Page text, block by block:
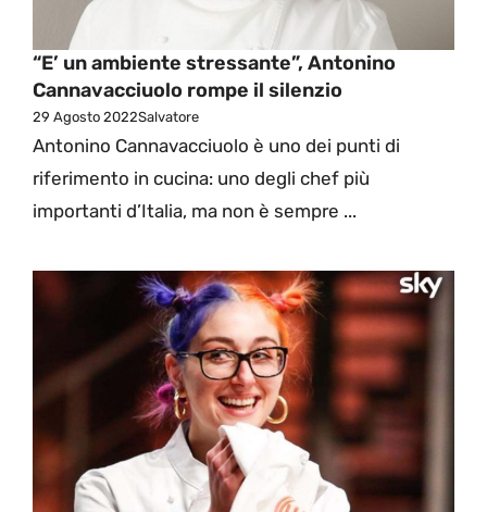
“E’ un ambiente stressante”, Antonino
Cannavacciuolo rompe il silenzio
29 Agosto 2022Salvatore
Antonino Cannavacciuolo è uno dei punti di
riferimento in cucina: uno degli chef più
importanti d’Italia, ma non è sempre ...